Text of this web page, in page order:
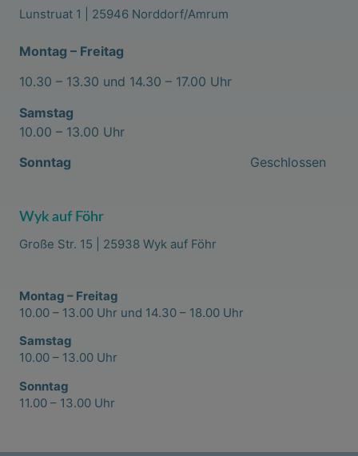
Lunstruat 1 | 25946 Norddorf/Amrum
Montag – Freitag
10.30 – 13.30 und 14.30 – 17.00 Uhr
Samstag
10.00 – 13.00 Uhr
Sonntag Geschlossen
Wyk auf Föhr
Große Str. 15 | 25938 Wyk auf Föhr
Montag – Freitag
10.00 – 13.00 Uhr und 14.30 – 18.00 Uhr
Samstag
10.00 – 13.00 Uhr
Sonntag
11.00 – 13.00 Uhr